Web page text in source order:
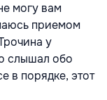
могу вам
приемом
у
слышал обо
в порядке, этот